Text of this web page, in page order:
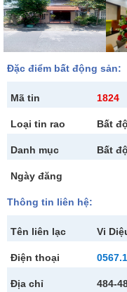
Đặc điểm bất động sản:
Mã tin 1824
Loại tin rao Bất
Danh mục Bất
Ngày đăng
Thông tin liên hệ:
Tên liên lạc Vi
Điện thoại
Địa chỉ 484-